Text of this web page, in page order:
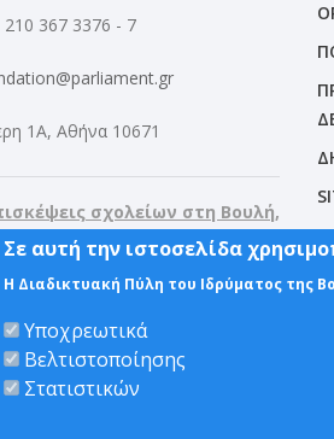
210 367 3376 - 7
1Α, Αθήνα 10671
σχολείων στη Βουλή,
210. 367 3187, 210. 367 3188
Σε αυτή την ιστοσελίδα
Η Διαδικτυακή Πύλη του Ιδρύματος της
Υποχρεωτικά
Βελτιστοποίησης
Στατιστικών